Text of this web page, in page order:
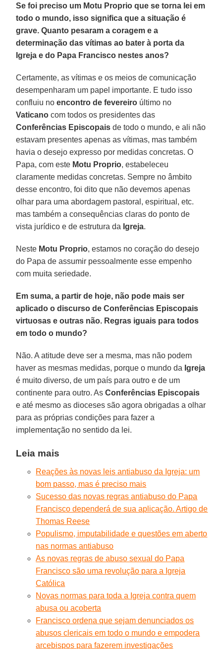
Se foi preciso um Motu Proprio que se torna lei em
todo o mundo, isso significa que a situação é
grave. Quanto pesaram a coragem e a
determinação das vítimas ao bater à porta da
Igreja e do Papa Francisco nestes anos?
Certamente, as vítimas e os meios de comunicação
desempenharam um papel importante. E tudo isso
confluiu noencontro de fevereiro último no
Vaticano com todos os presidentes das
Conferências Episcopais de todo o mundo, e ali não
estavam presentes apenas as vítimas, mas também
havia o desejo expresso por medidas concretas. O
Papa, com este Motu Proprio, estabeleceu
claramente medidas concretas. Sempre no âmbito
desse encontro, foi dito que não devemos apenas
olhar para uma abordagem pastoral, espiritual, etc.
mas também a consequências claras do ponto de
vista jurídico e de estrutura da Igreja.
Neste Motu Proprio, estamos no coração do desejo
do Papa de assumir pessoalmente esse empenho
com muita seriedade.
Em suma, a partir de hoje, não pode mais ser
aplicado o discurso de Conferências Episcopais
virtuosas e outras não. Regras iguais para todos
em todo o mundo?
Não. A atitude deve ser a mesma, mas não podem
haver as mesmas medidas, porque o mundo da Igreja
é muito diverso, de um país para outro e de um
continente para outro. AsConferências Episcopais
e até mesmo as dioceses são agora obrigadas a olhar
para as próprias condições para fazer a
implementação no sentido da lei.
Leia mais
Reações às novas leis antiabuso da Igreja: um
bom passo, mas é preciso mais
Sucesso das novas regras antiabuso do Papa
Francisco dependerá de sua aplicação. Artigo de
Thomas Reese
Populismo, imputabilidade e questões em aberto
nas normas antiabuso
As novas regras de abuso sexual do Papa
Francisco são uma revolução para a Igreja
Católica
Novas normas para toda a Igreja contra quem
abusa ou acoberta
Francisco ordena que sejam denunciados os
abusos clericais em todo o mundo e empodera
arcebispos para fazerem investigações